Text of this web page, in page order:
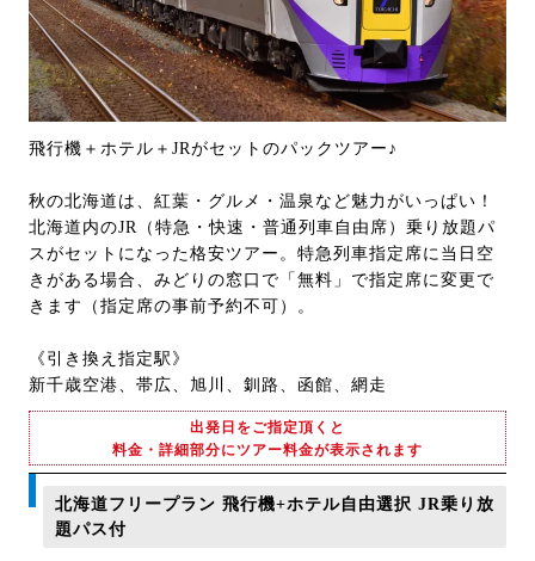
飛行機＋ホテル＋JRがセットのパックツアー♪
秋の北海道は、紅葉・グルメ・温泉など魅力がいっぱい！
北海道内のJR（特急・快速・普通列車自由席）乗り放題パ
スがセットになった格安ツアー。特急列車指定席に当日空
きがある場合、みどりの窓口で「無料」で指定席に変更で
きます（指定席の事前予約不可）。
《引き換え指定駅》
新千歳空港、帯広、旭川、釧路、函館、網走
出発日をご指定頂くと
料金・詳細部分にツアー料金が表示されます
北海道フリープラン 飛行機+ホテル自由選択 JR乗り放
題パス付